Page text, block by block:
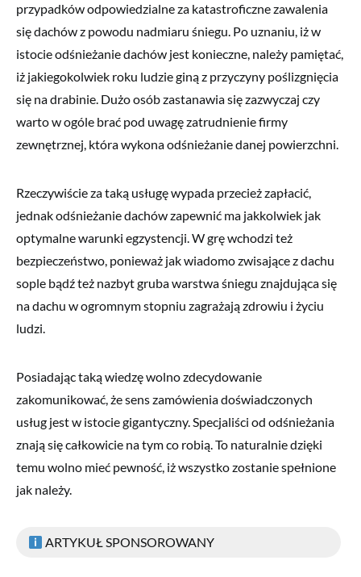
przypadków odpowiedzialne za katastroficzne zawalenia
się dachów z powodu nadmiaru śniegu. Po uznaniu, iż w
istocie odśnieżanie dachów jest konieczne, należy pamiętać,
iż jakiegokolwiek roku ludzie giną z przyczyny poślizgnięcia
się na drabinie. Dużo osób zastanawia się zazwyczaj czy
warto w ogóle brać pod uwagę zatrudnienie firmy
zewnętrznej, która wykona odśnieżanie danej powierzchni.
Rzeczywiście za taką usługę wypada przecież zapłacić,
jednak odśnieżanie dachów zapewnić ma jakkolwiek jak
optymalne warunki egzystencji. W grę wchodzi też
bezpieczeństwo, ponieważ jak wiadomo zwisające z dachu
sople bądź też nazbyt gruba warstwa śniegu znajdująca się
na dachu w ogromnym stopniu zagrażają zdrowiu i życiu
ludzi.
Posiadając taką wiedzę wolno zdecydowanie
zakomunikować, że sens zamówienia doświadczonych
usług jest w istocie gigantyczny. Specjaliści od odśnieżania
znają się całkowicie na tym co robią. To naturalnie dzięki
temu wolno mieć pewność, iż wszystko zostanie spełnione
jak należy.
ARTYKUŁ SPONSOROWANY